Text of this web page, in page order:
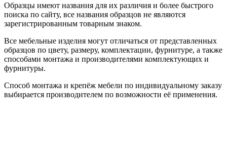
Образцы имеют названия для их различия и более быстрого
поиска по сайту, все названия образцов не являются
зарегистрированным товарным знаком.
Все мебельные изделия могут отличаться от представленных
образцов по цвету, размеру, комплектации, фурнитуре, а также
способами монтажа и производителями комплектующих и
фурнитуры.
Способ монтажа и крепёж мебели по индивидуальному заказу
выбирается производителем по возможности её применения.